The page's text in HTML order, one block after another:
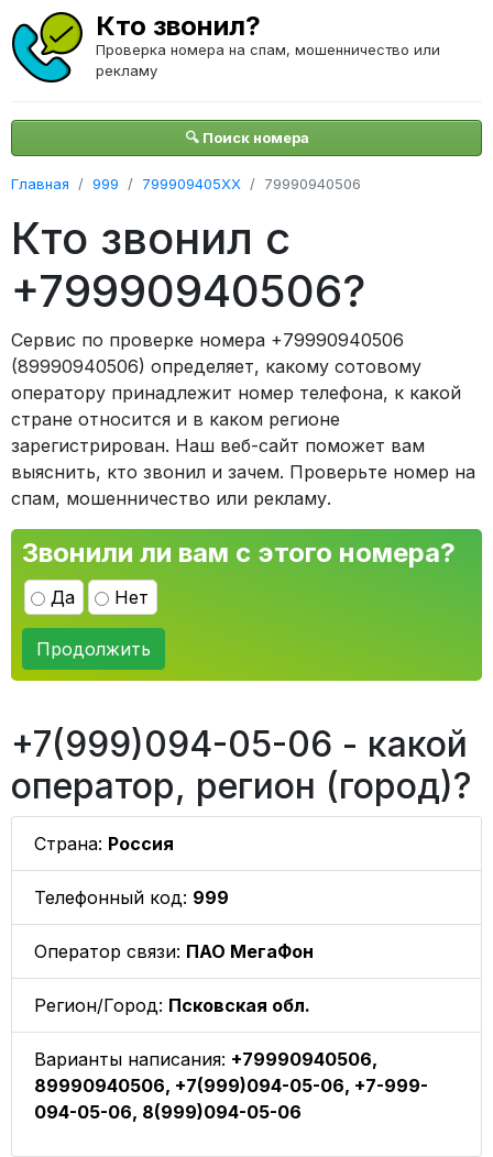
Кто звонил?
Проверка номера на спам, мошенничество или
рекламу
🔍 Поиск номера
Главная 999 799909405XX 79990940506
Кто звонил с
+79990940506?
Сервис по проверке номера +79990940506
(89990940506) определяет, какому сотовому
оператору принадлежит номер телефона, к какой
стране относится и в каком регионе
зарегистрирован. Наш веб-сайт поможет вам
выяснить, кто звонил и зачем. Проверьте номер на
спам, мошенничество или рекламу.
Звонили ли вам с этого номера?
Да Нет
Продолжить
+7(999)094-05-06 - какой
оператор, регион (город)?
Страна: Россия
Телефонный код: 999
Оператор связи: ПАО МегаФон
Регион/Город: Псковская обл.
Варианты написания: +79990940506,
89990940506, +7(999)094-05-06, +7-999-
094-05-06, 8(999)094-05-06